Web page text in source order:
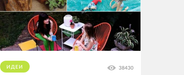
ИДЕИ 38430